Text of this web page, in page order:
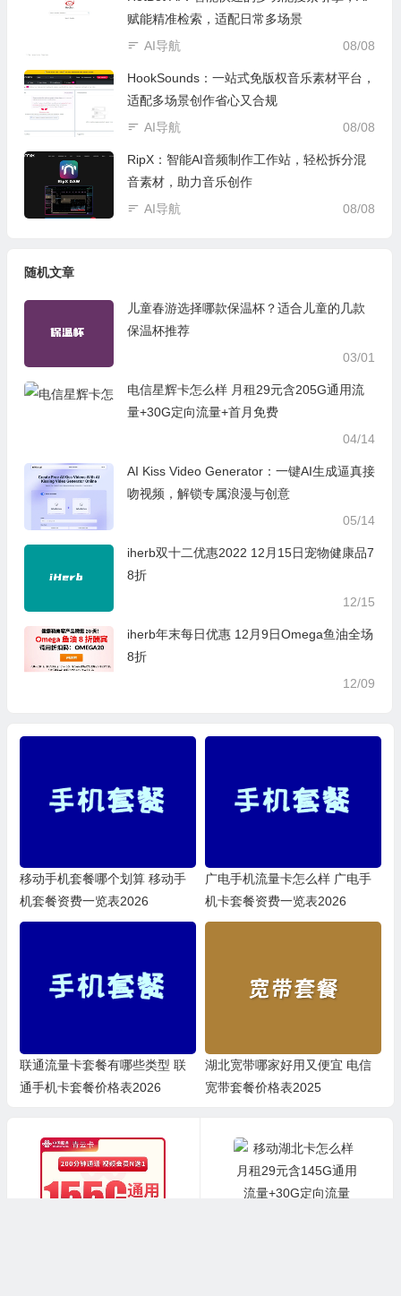
赋能精准检索，适配日常多场景
08/08
AI导航
HookSounds：一站式免版权音乐素材平台，
适配多场景创作省心又合规
08/08
AI导航
RipX：智能AI音频制作工作站，轻松拆分混
音素材，助力音乐创作
08/08
AI导航
随机文章
儿童春游选择哪款保温杯？适合儿童的几款
保温杯推荐
03/01
电信星辉卡怎么样 月租29元含205G通用流
量+30G定向流量+首月免费
04/14
AI Kiss Video Generator：一键AI生成逼真接
吻视频，解锁专属浪漫与创意
05/14
iherb双十二优惠2022 12月15日宠物健康品7
8折
12/15
iherb年末每日优惠 12月9日Omega鱼油全场
8折
12/09
移动手机套餐哪个划算 移动手
机套餐资费一览表2026
广电手机流量卡怎么样 广电手
机卡套餐资费一览表2026
联通流量卡套餐有哪些类型 联
通手机卡套餐价格表2026
湖北宽带哪家好用又便宜 电信
宽带套餐价格表2025